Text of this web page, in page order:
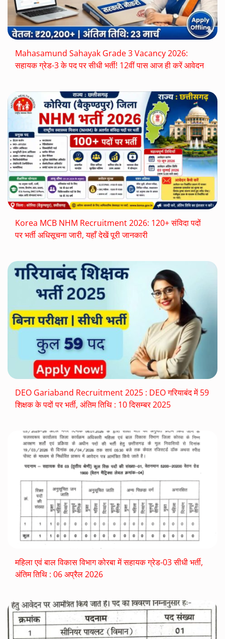
Mahasamund Sahayak Grade 3 Vacancy 2026:
सहायक ग्रेड-3 के पद पर सीधी भर्ती! 12वीं पास आज ही करें आवेदन
Korea MCB NHM Recruitment 2026: 120+ संविदा पदों
पर भर्ती अधिसूचना जारी, यहाँ देखें पूरी जानकारी
DEO Gariaband Recruitment 2025 : DEO गरियाबंद में 59
शिक्षक के पदों पर भर्ती, अंतिम तिथि : 10 दिसम्बर 2025
महिला एवं बाल विकास विभाग कोरबा में सहायक ग्रेड-03 सीधी भर्ती,
अंतिम तिथि : 06 अप्रैल 2026